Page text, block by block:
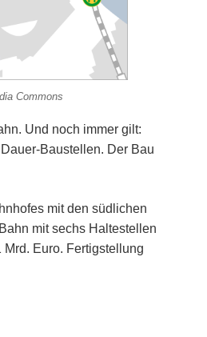
Commons
Und noch immer gilt:
Baustellen. Der Bau
mit den südlichen
mit sechs Haltestellen
Euro. Fertigstellung